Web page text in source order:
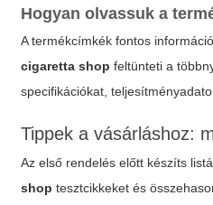
Hogyan olvassuk a
A termékcímkék fontos
cigaretta shop feltünteti a
specifikációkat,
Tippek a vásárláshoz:
Az első rendelés előtt készíts
shop tesztcikkeket és